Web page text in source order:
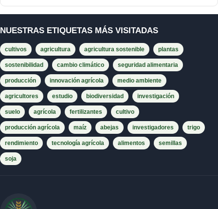
NUESTRAS ETIQUETAS MÁS VISITADAS
cultivos agricultura agricultura sostenible plantas
sostenibilidad cambio climático seguridad alimentaria
producción innovación agrícola medio ambiente
agricultores estudio biodiversidad investigación
suelo agrícola fertilizantes cultivo
producción agrícola maíz abejas investigadores trigo
rendimiento tecnología agrícola alimentos semillas
soja